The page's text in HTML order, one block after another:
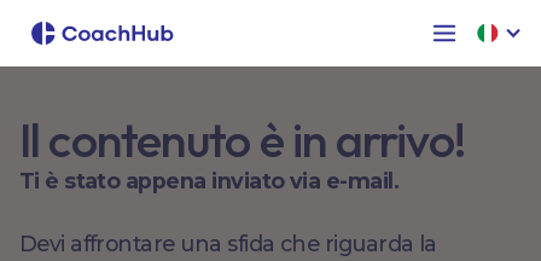
Il contenuto è in arrivo!
Ti è stato appena inviato via e-mail.
Devi affrontare una sfida che riguarda la